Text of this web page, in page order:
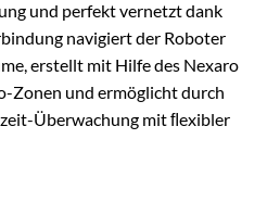
und perfekt vernetzt dank
navigiert der Roboter
erstellt mit Hilfe des Nexaro
Zonen und ermöglicht durch
Überwachung mit ﬂexibler